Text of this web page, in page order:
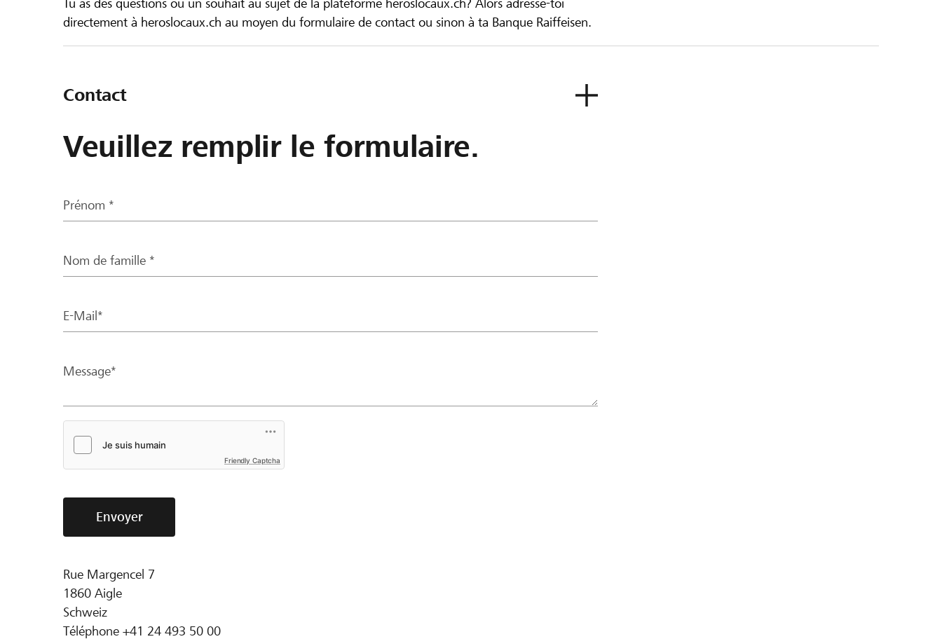
Tu as des questions ou un souhait au sujet de la plateforme heroslocaux.ch? Alors adresse-toi
directement à heroslocaux.ch au moyen du formulaire de contact ou sinon à ta Banque Raiffeisen.
Contact
Veuillez remplir le formulaire.
Prénom *
Nom de famille *
E-Mail*
Message*
Friendly Captcha
Envoyer
Rue Margencel 7
1860 Aigle
Schweiz
Téléphone +41 24 493 50 00